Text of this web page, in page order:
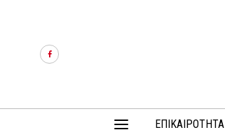
ΕΠΙΚΑΙΡΟΤΗΤΑ